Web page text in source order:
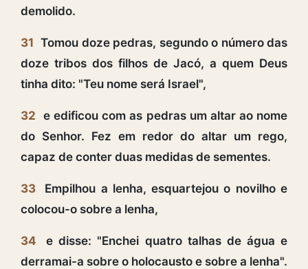
demolido.
31 Tomou doze pedras, segundo o número das
doze tribos dos filhos de Jacó, a quem Deus
tinha dito: "Teu nome será Israel",
32 e edificou com as pedras um altar ao nome
do Senhor. Fez em redor do altar um rego,
capaz de conter duas medidas de sementes.
33
Empilhou a lenha, esquartejou o novilho e
colocou-o sobre a lenha,
34
e disse: "Enchei quatro talhas de água e
derramai-a sobre o holocausto e sobre a lenha".